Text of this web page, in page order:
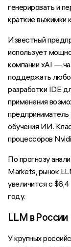
генерировать и
краткие выжимки
Известный
использует
компании хAI —
поддержать
разработки IDE
применения
обучения ИИ.
процессоров
По прогнозу
Markets, рынок
увеличится с
году.
LLM в России
У крупных